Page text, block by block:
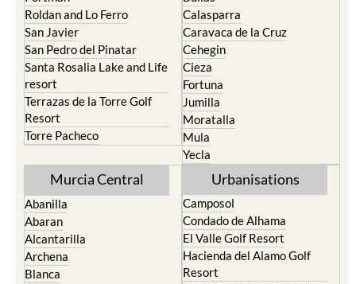
Paraiso
Portman
Roldan and Lo Ferro
San Javier
San Pedro del Pinatar
Santa Rosalia Lake and Life
resort
Terrazas de la Torre Golf
Resort
Torre Pacheco
Bullas
Calasparra
Caravaca de la Cruz
Cehegin
Cieza
Fortuna
Jumilla
Moratalla
Mula
Murcia Central
Abanilla
Abaran
Alcantarilla
Urbanisations
Camposol
Condado de Alhama
El Valle Golf Resort